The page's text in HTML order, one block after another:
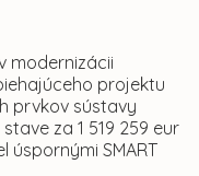
modernizácii
projektu
prvkov sústavy
za 1 519 259 eur
úspornými SMART